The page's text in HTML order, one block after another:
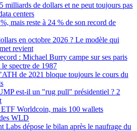
milliards de dollars et ne peut toujours pas
centers
mais reste à 24 % de son record de
en octobre 2026 ? Le modèle qui
revient
: Michael Burry campe sur ses paris
spectre de 1987
de 2021 bloque toujours le cours du
est-il un "rug pull" présidentiel ? 2
Worldcoin, mais 100 wallets
WLD
Labs dépose le bilan après le naufrage du